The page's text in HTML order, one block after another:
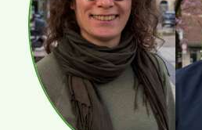
Mitgliederversammlung
Ortsverbände